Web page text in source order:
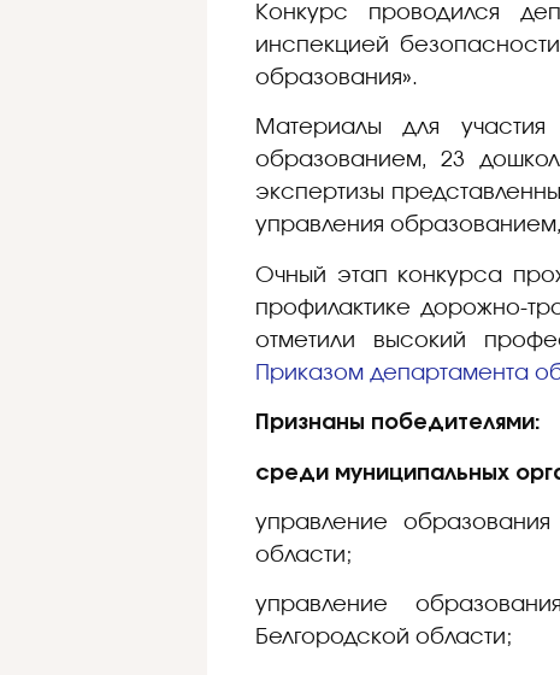
Конкурс проводился
инспекцией
образования».
Материалы для
образованием, 23
экспертизы
управления
Очный этап конкурса
профилактике дорожно-
отметили высокий
Приказом департамента
Признаны победителями:
среди муниципальных
управление образования
области;
управление
Белгородской области;